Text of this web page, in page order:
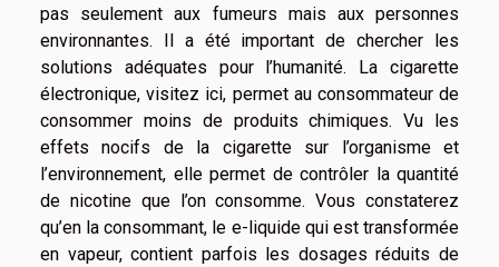
pas seulement aux fumeurs mais aux personnes
environnantes. Il a été important de chercher les
solutions adéquates pour l’humanité. La cigarette
électronique,visitez ici, permet au consommateur de
consommer moins de produits chimiques. Vu les
effets nocifs de la cigarette sur l’organisme et
l’environnement, elle permet de contrôler la quantité
de nicotine que l’on consomme. Vous constaterez
qu’en la consommant, le e-liquide qui est transformée
en vapeur, contient parfois les dosages réduits de